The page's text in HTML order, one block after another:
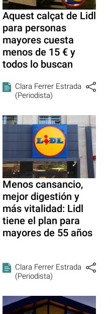
Aquest calçat de Lidl
para personas
mayores cuesta
menos de 15 € y
todos lo buscan
Clara Ferrer Estrada
(Periodista)
Menos cansancio,
mejor digestión y
más vitalidad: Lidl
tiene el plan para
mayores de 55 años
Clara Ferrer Estrada
(Periodista)